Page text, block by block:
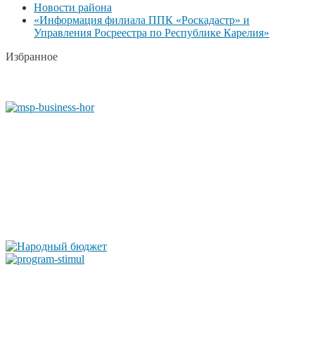
Новости района
«Информация филиала ППК «Роскадастр» и
Управления Росреестра по Республике Карелия»
Избранное